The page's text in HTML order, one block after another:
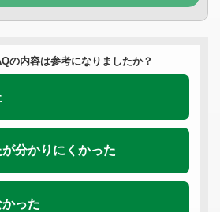
の内容は参考になりましたか？
分かりにくかった
った